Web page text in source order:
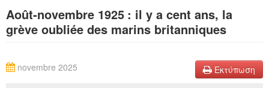
ΑΝΑΖΉΤΗΣΗ
Août-novembre 1925 : il y a cent ans, la
grève oubliée des marins britanniques
Εκτύπωση
novembre 2025